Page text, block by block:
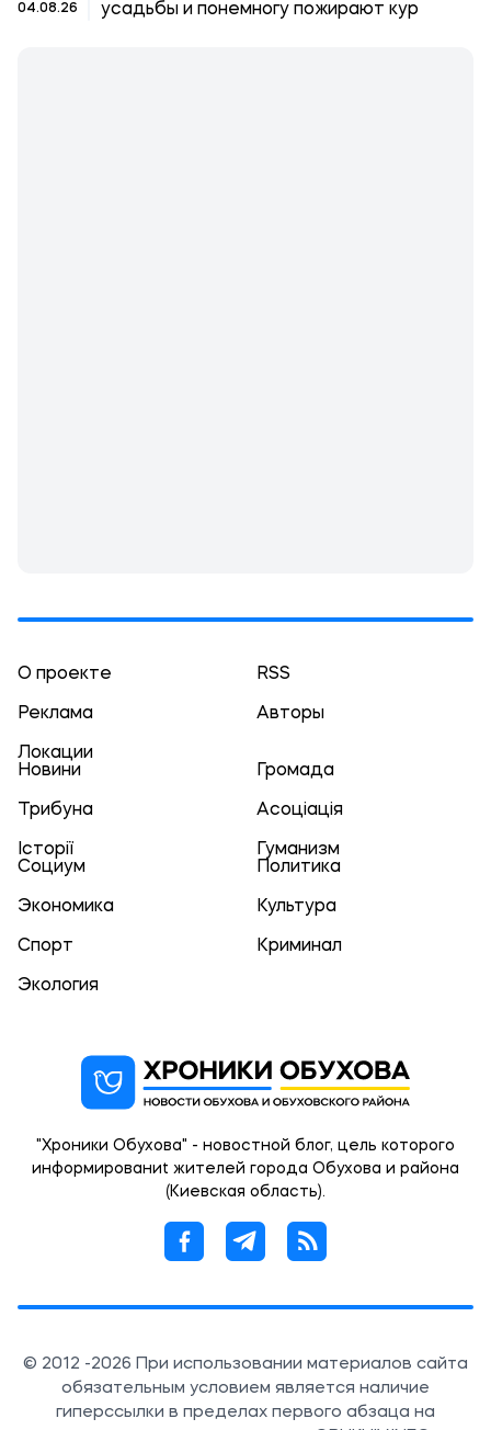
04.08.26
усадьбы и понемногу пожирают кур
О проекте RSS
Реклама Авторы
Локации
Новини
Громада
Трибуна Асоціація
Історії
Гуманизм
Социум
Политика
Экономика Культура
Спорт Криминал
Экология
"Хроники Обухова" - новостной блог, цель которого
информированиt жителей города Обухова и района
(Киевская область).
© 2012 -2026 При использовании материалов сайта
обязательным условием является наличие
гиперссылки в пределах первого абзаца на